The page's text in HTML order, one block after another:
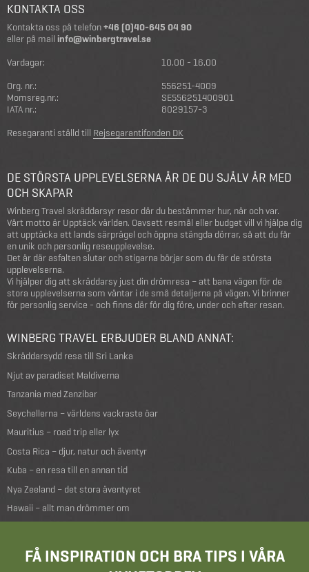
KONTAKTA OSS
Kontakta oss på telefon+46 (0)40-645 04 90
eller på mail info@winbergtravel.se
Vardagar:
10.00 - 16.00
Org. nr.:
556251-4009
Momsreg.nr.:
SE556251400901
IATA nr.:
8029157-3
Resegaranti ställd till Rejsegarantifonden DK
DE STÖRSTA UPPLEVELSERNA ÄR DE DU SJÄLV ÄR MED
OCH SKAPAR
Winberg Travel skräddarsyr resor där du bestämmer hur, när och var.
Vårt motto är Upptäck världen. Oavsett resmål eller budget vill vi hjälpa dig
att upptäcka ett lands särprägel och öppna stängda dörrar, så att du får
en unik och personlig reseupplevelse.
Det är där asfalten slutar och stigarna börjar som du får de största
upplevelserna.
Vi hjälper dig att skräddarsy just din drömresa – att bana vägen för de
stora upplevelserna som väntar i de små detaljerna på vägen. Vi brinner
för personlig service - och finns där för dig före, under och efter resan.
WINBERG TRAVEL ERBJUDER BLAND ANNAT:
Skräddarsydd resa till Sri Lanka
Njut av paradiset Maldiverna
Tanzania med Zanzibar
Seychellerna – världens vackraste öar
Mauritius – road trip eller lyx
Costa Rica – djur, natur och äventyr
Kuba – en resa till en annan tid
Nya Zeeland – det stora äventyret
Hawaii – allt man drömmer om
FÅ INSPIRATION OCH BRA TIPS I VÅRA